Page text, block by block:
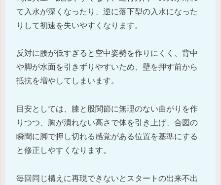
て入水が深くなったり、逆に落下型の入水になった
りして初速を失いやすくなります。
反対に腰が低すぎると空中姿勢を作りにくく、背中
や脚が水面を引きずりやすいため、壁を押す前から
抵抗を増やしてしまいます。
目安としては、膝と股関節に無理のない曲がりを作
りつつ、胸が潰れない高さで体を引き上げ、合図の
瞬間に脚で押し切れる感覚がある位置を基準にする
と修正しやすくなります。
毎回同じ構えに再現できないとスタートの出来不出